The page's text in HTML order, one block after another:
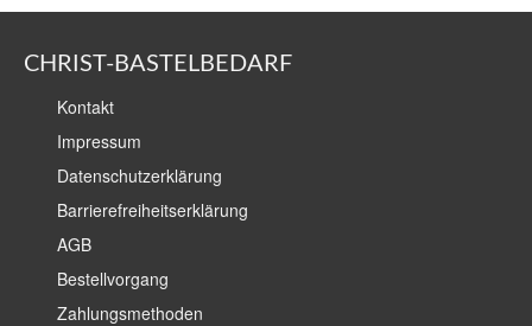
CHRIST-BASTELBEDARF
Kontakt
Impressum
Datenschutzerklärung
Barrierefreiheitserklärung
AGB
Bestellvorgang
Zahlungsmethoden